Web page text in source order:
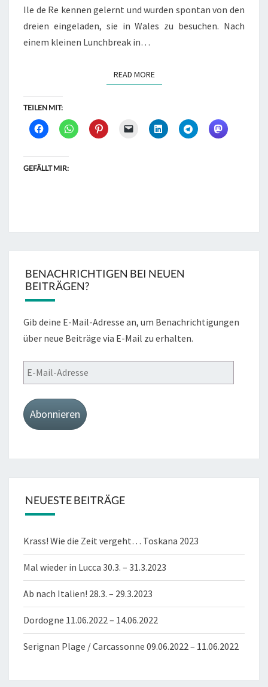
Ile de Re kennen gelernt und wurden spontan von den
dreien eingeladen, sie in Wales zu besuchen. Nach
einem kleinen Lunchbreak in…
READ MOREREAD MORE
TEILEN MIT:
GEFÄLLT MIR:
BENACHRICHTIGEN BEI NEUEN
BEITRÄGEN?
Gib deine E-Mail-Adresse an, um Benachrichtigungen
über neue Beiträge via E-Mail zu erhalten.
E-
Mail-
Adresse
Abonnieren
NEUESTE BEITRÄGE
Krass! Wie die Zeit vergeht… Toskana 2023
Mal wieder in Lucca 30.3. – 31.3.2023
Ab nach Italien! 28.3. – 29.3.2023
Dordogne 11.06.2022 – 14.06.2022
Serignan Plage / Carcassonne 09.06.2022 – 11.06.2022